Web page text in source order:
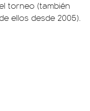
torneo (también
ellos desde 2005).